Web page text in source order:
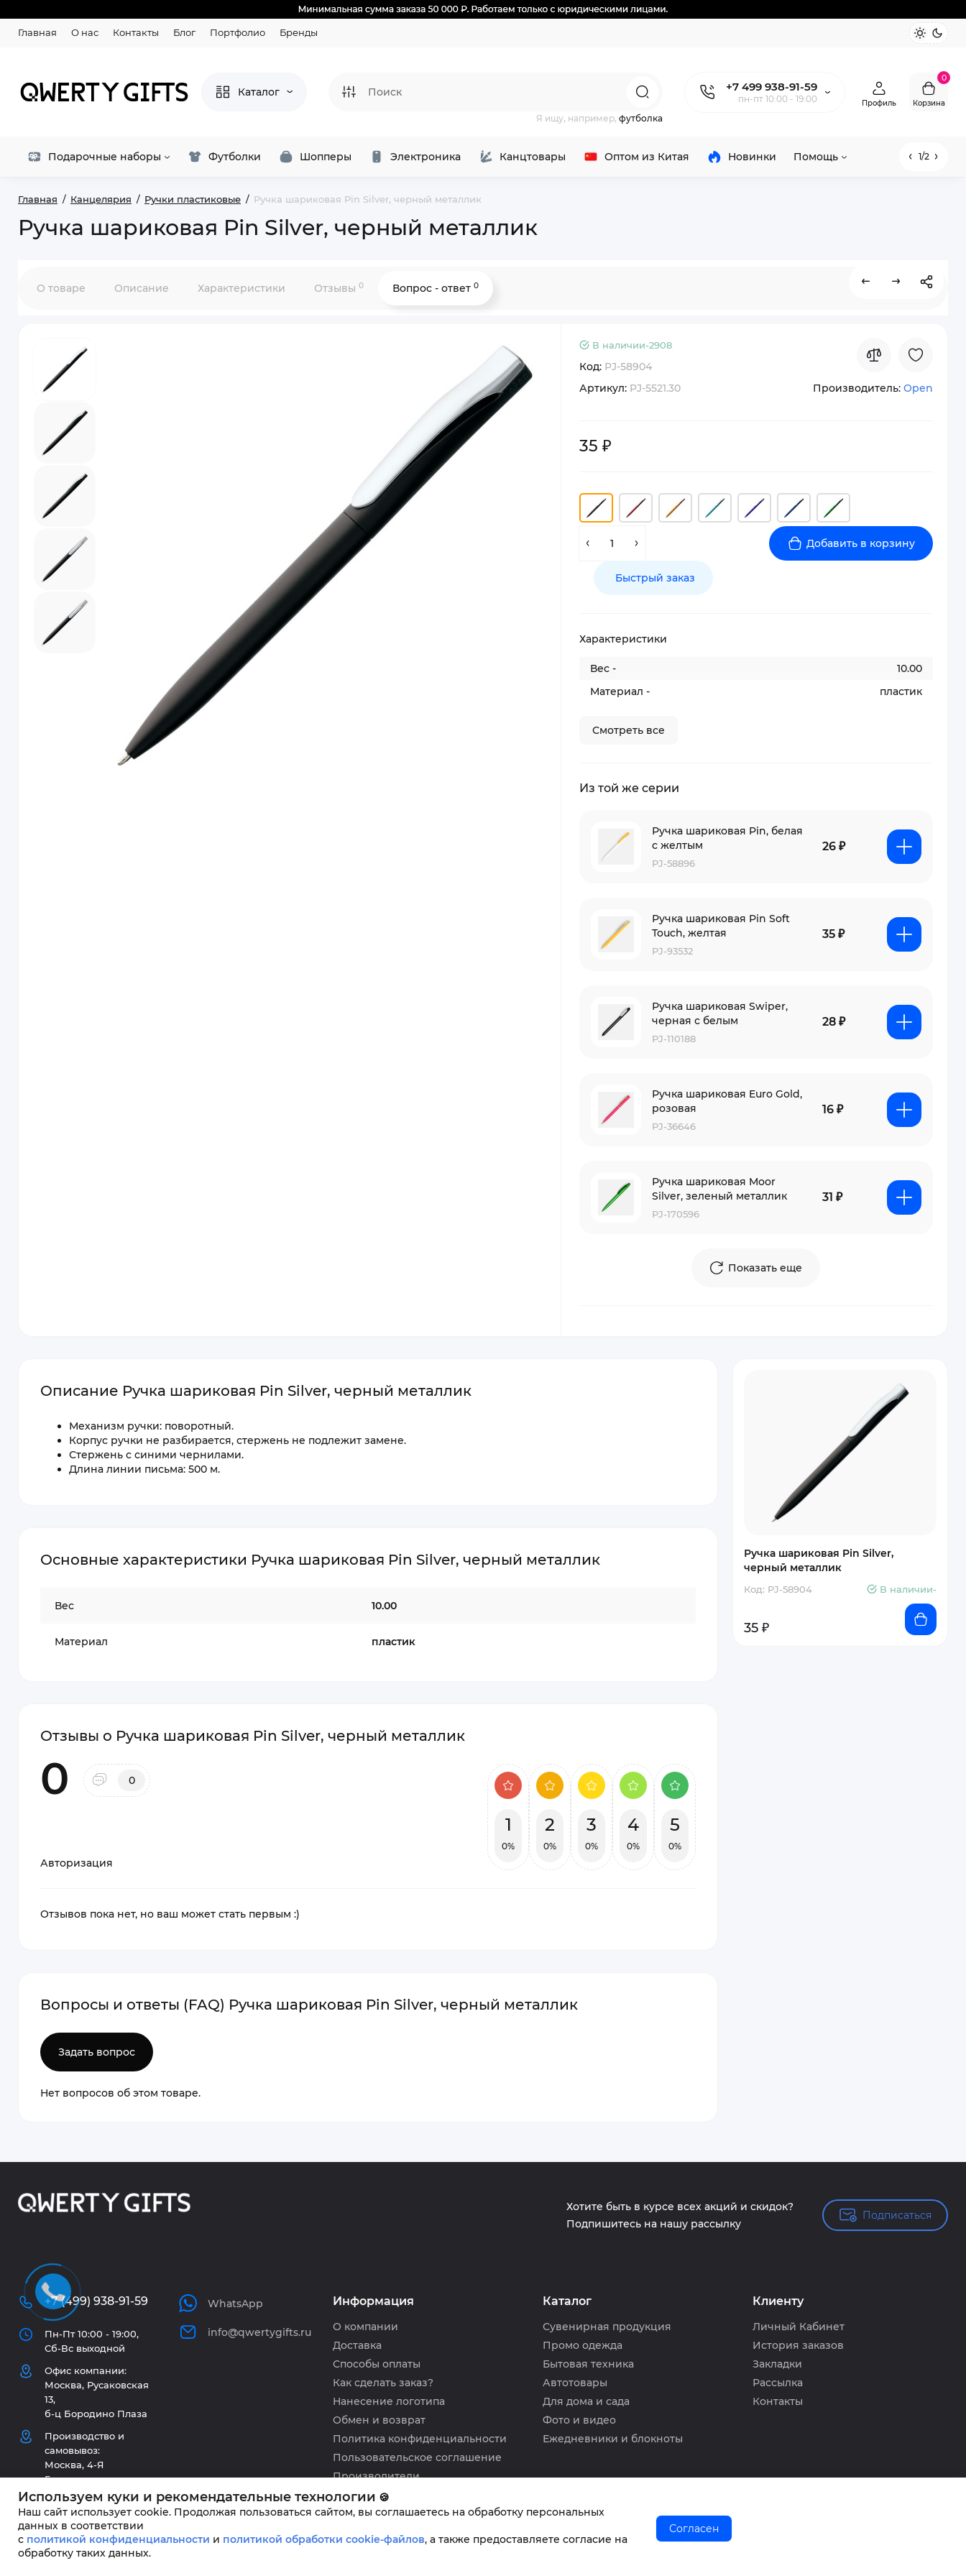
Главная О нас Контакты Блог Портфолио Бренды
Каталог +7 499 938-91-59
пн-пт 10:00 - 19:00
Я ищу, например, футболка
Профиль
0
Корзина
Подарочные наборы Футболки Шопперы Электроника Канцтовары Оптом из Китая Новинки Помощь 1/2
Главная Канцелярия Ручки пластиковые Ручка шариковая Pin Silver, черный металлик
Ручка шариковая Pin Silver, черный металлик
О товаре Описание Характеристики Отзывы 0 Вопрос - ответ 0
В наличии-2908
Код: PJ-58904
Артикул: PJ-5521.30 Производитель: Open
35 ₽
Добавить в корзину
Быстрый заказ
Характеристики
Вес -
10.00
Материал -
пластик
Смотреть все
Из той же серии
Ручка шариковая Pin, белая
с желтым
PJ-58896
26 ₽
Ручка шариковая Pin Soft
Touch, желтая
PJ-93532
35 ₽
Ручка шариковая Swiper,
черная с белым
PJ-110188
28 ₽
Ручка шариковая Euro Gold,
розовая
PJ-36646
16 ₽
Ручка шариковая Moor
Silver, зеленый металлик
PJ-170596
31 ₽
Показать еще
Описание Ручка шариковая Pin Silver, черный металлик
Механизм ручки: поворотный.
Корпус ручки не разбирается, стержень не подлежит замене.
Стержень с синими чернилами.
Длина линии письма: 500 м.
Основные характеристики Ручка шариковая Pin Silver, черный металлик
Вес 10.00
Материал пластик
Отзывы о Ручка шариковая Pin Silver, черный металлик
0 0
Авторизация
1
0%
2
0%
3
0%
4
0%
5
0%
Отзывов пока нет, но ваш может стать первым :)
Вопросы и ответы (FAQ) Ручка шариковая Pin Silver, черный металлик
Задать вопрос
Нет вопросов об этом товаре.
Ручка шариковая Pin Silver,
черный металлик
Код: PJ-58904 В наличии-
35 ₽
Хотите быть в курсе всех акций и скидок?
Подпишитесь на нашу рассылку
Подписаться
Подписаться
+7 (499) 938-91-59
Пн-Пт 10:00 - 19:00,
Сб-Вс выходной
Офис компании:
Москва, Русаковская
13,
б-ц Бородино Плаза
Производство и
самовывоз:
Москва, 4-Я
Гражданская ул, д.
33/1 стр. 2
WhatsApp
info@qwertygifts.ru
Информация
О компании
Доставка
Способы оплаты
Как сделать заказ?
Нанесение логотипа
Обмен и возврат
Политика конфиденциальности
Пользовательское соглашение
Производители
Каталог
Сувенирная продукция
Промо одежда
Бытовая техника
Автотовары
Для дома и сада
Фото и видео
Ежедневники и блокноты
Клиенту
Личный Кабинет
История заказов
Закладки
Рассылка
Контакты
QWERTYGIFTS © 2026
Используем куки и рекомендательные технологии 🍪
Наш сайт использует cookie. Продолжая пользоваться сайтом, вы соглашаетесь на обработку персональных
данных в соответствии
с политикой конфиденциальности и политикой обработки cookie-файлов, а также предоставляете согласие на
обработку таких данных.
Согласен